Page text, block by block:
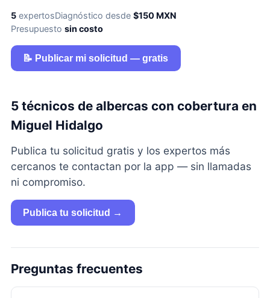
5expertosDiagnóstico desde $150 MXN
Presupuesto sin costo
📝 Publicar mi solicitud — gratis
5 técnicos de albercas con cobertura en
Miguel Hidalgo
Publica tu solicitud gratis y los expertos más
cercanos te contactan por la app — sin llamadas
ni compromiso.
Publica tu solicitud →
Preguntas frecuentes